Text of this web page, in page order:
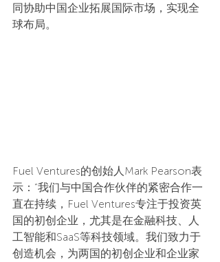
同协助中国企业拓展国际市场，实现全
球布局。
Fuel Ventures的创始人Mark Pearson表
示：“我们与中国合作伙伴的紧密合作一
直在持续，Fuel Ventures专注于投资英
国的初创企业，尤其是在金融科技、人
工智能和SaaS等科技领域。我们致力于
创造机会，为两国的初创企业和企业家